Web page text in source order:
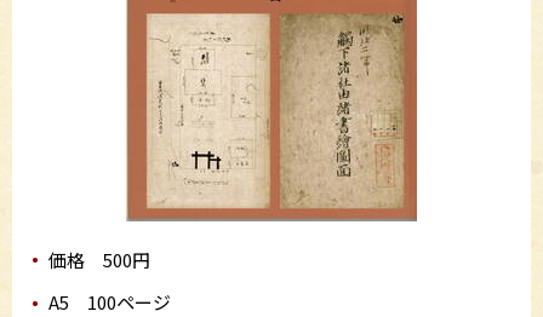
価格 500円
A5 100ページ